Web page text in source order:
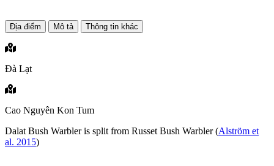
Địa điểm Mô tả Thông tin khác
Đà Lạt
Cao Nguyên Kon Tum
Dalat Bush Warbler is split from Russet Bush Warbler (Alström et
al. 2015)